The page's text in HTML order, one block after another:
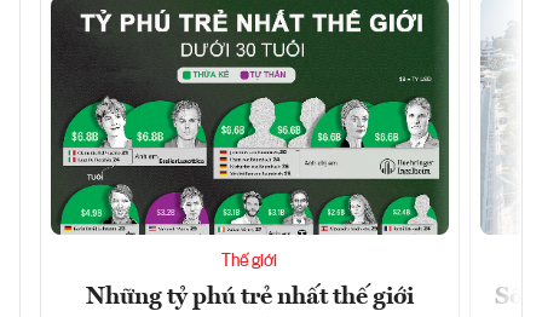
Thế giới
Những tỷ phú trẻ nhất thế giới
Số